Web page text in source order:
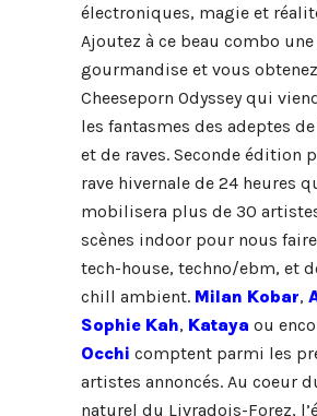
électroniques, magie et
Ajoutez à ce beau combo
gourmandise et vous
Cheeseporn Odyssey qui
les fantasmes des adeptes
et de raves. Seconde édition
rave hivernale de 24 heures
mobilisera plus de 30
scènes indoor pour nous
tech-house, techno/ebm, et
chill ambient. Milan Kobar,
Sophie Kah, Kataya ou
Occhi comptent parmi les
artistes annoncés. Au coeur
naturel du Livradois-Forez,